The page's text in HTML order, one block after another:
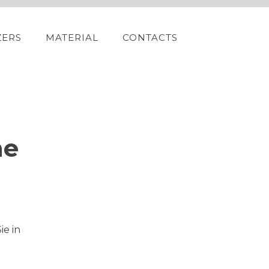
MATERIAL CONTACTS
in